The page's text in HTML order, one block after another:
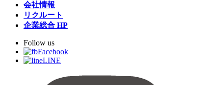
会社情報
リクルート
企業総合 HP
Follow us
Facebook
LINE